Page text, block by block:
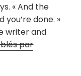
« And the
done. »
writer and
par